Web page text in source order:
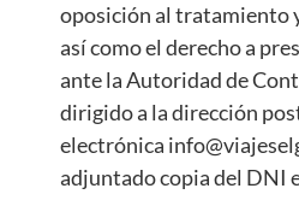
oposición al tratamiento
así como el derecho a
ante la Autoridad de
dirigido a la dirección
electrónica
adjuntado copia del DNI